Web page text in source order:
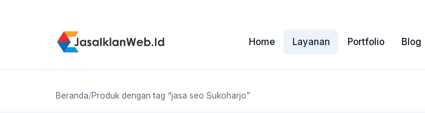
Home Layanan Portfolio Blog
Beranda/Produk dengan tag “jasa seo Sukoharjo”